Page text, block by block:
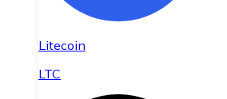
Litecoin
LTC